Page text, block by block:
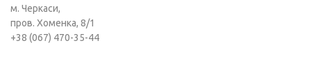
м. Черкаси,
пров. Хоменка, 8/1
+38 (067) 470-35-44